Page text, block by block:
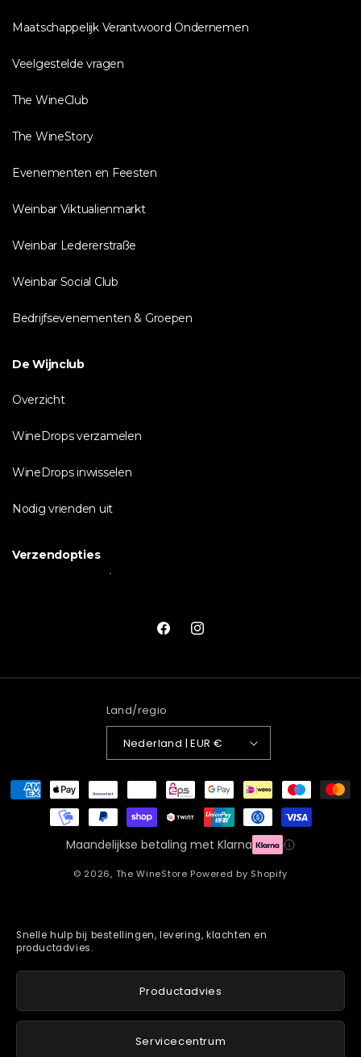
Maatschappelijk Verantwoord Ondernemen
Veelgestelde vragen
The WineClub
The WineStory
Evenementen en Feesten
Weinbar Viktualienmarkt
Weinbar Ledererstraße
Weinbar Social Club
Bedrijfsevenementen & Groepen
De Wijnclub
Overzicht
WineDrops verzamelen
WineDrops inwisselen
Nodig vrienden uit
Verzendopties
FacebookInstagram
Land/regio
Nederland | EUR €
Betaalmethoden
Maandelijkse betaling met Klarna
© 2026, The WineStore Powered by Shopify
Snelle hulp bij bestellingen, levering, klachten en
productadvies.
Productadvies
Servicecentrum